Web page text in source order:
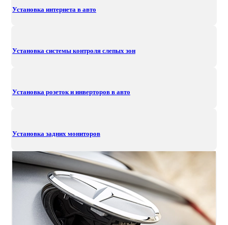
Установка интернета в авто
Установка системы контроля слепых зон
Установка розеток и инверторов в авто
Установка задних мониторов